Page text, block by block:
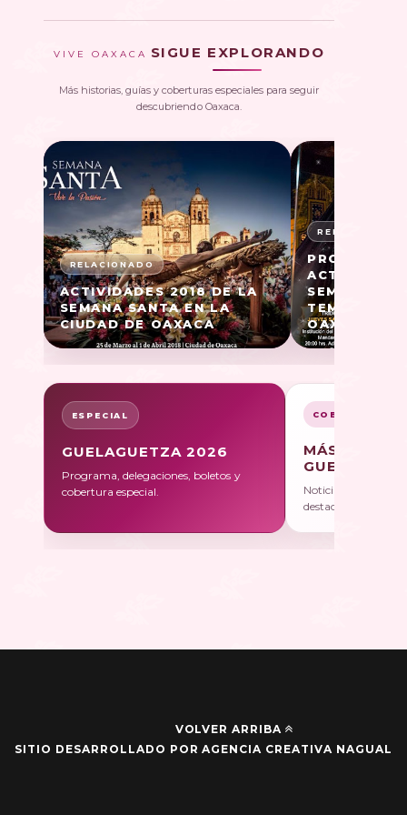
VIVE OAXACA SIGUE EXPLORANDO
Más historias, guías y coberturas especiales para seguir
descubriendo Oaxaca.
ACTIVIDADES 2018 DE LA
SEMANA SANTA EN LA
CIUDAD DE OAXACA
PROGRAMA
SEMANA
TEMPLO
OAXACA
ESPECIAL
GUELAGUETZA 2026
Programa, delegaciones, boletos y
cobertura especial.
COBERTURA
MÁS SOBRE
Noticias, galerías y
destacadas.
VOLVER ARRIBA
SITIO DESARROLLADO POR AGENCIA CREATIVA NAGUAL